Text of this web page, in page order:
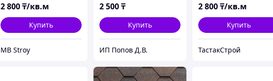
2 800₸/кв.м
Купить
MB Stroy
2 500₸
Купить
ИП Попов Д.В.
2 800₸/кв.м
Купить
ТастакСтрой